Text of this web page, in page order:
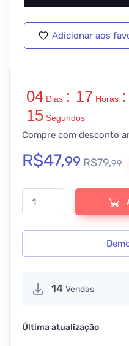
Adicionar aos
04 Dias : 17 Horas :
15 Segundos
Compre com desconto
R$47,99R$79,99
MarketKing – Ultimate
14 Vendas
Última atualização